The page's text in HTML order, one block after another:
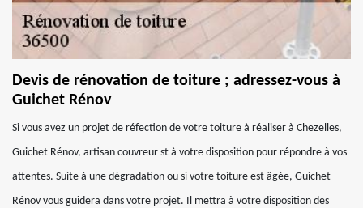
Devis de rénovation de toiture ; adressez-vous à
Guichet Rénov
Si vous avez un projet de réfection de votre toiture à réaliser à Chezelles,
Guichet Rénov, artisan couvreur st à votre disposition pour répondre à vos
attentes. Suite à une dégradation ou si votre toiture est âgée, Guichet
Rénov vous guidera dans votre projet. Il mettra à votre disposition des